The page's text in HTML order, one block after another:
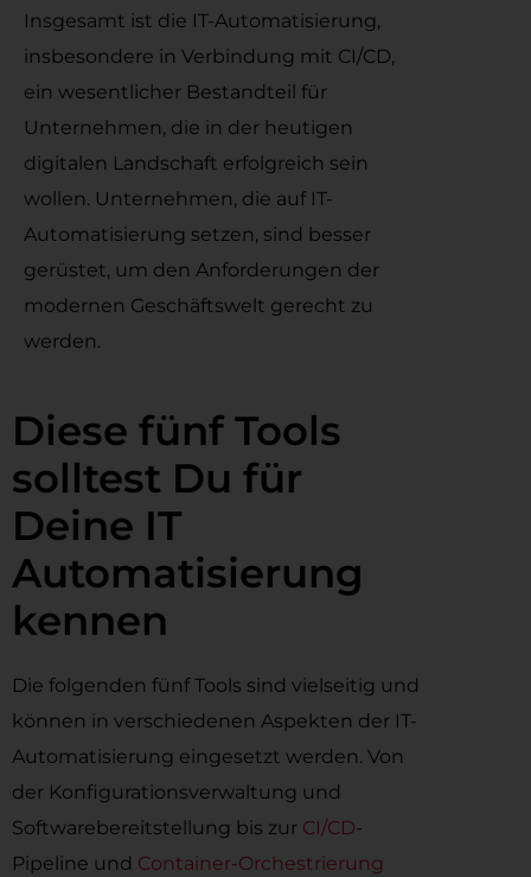
Insgesamt ist die IT-Automatisierung,
insbesondere in Verbindung mit CI/CD,
ein wesentlicher Bestandteil für
Unternehmen, die in der heutigen
digitalen Landschaft erfolgreich sein
wollen. Unternehmen, die auf IT-
Automatisierung setzen, sind besser
gerüstet, um den Anforderungen der
modernen Geschäftswelt gerecht zu
werden.
Diese fünf Tools
solltest Du für
Deine IT
Automatisierung
kennen
Die folgenden fünf Tools sind vielseitig und
können in verschiedenen Aspekten der IT-
Automatisierung eingesetzt werden. Von
der Konfigurationsverwaltung und
Softwarebereitstellung bis zur CI/CD-
Pipeline und Container-Orchestrierung